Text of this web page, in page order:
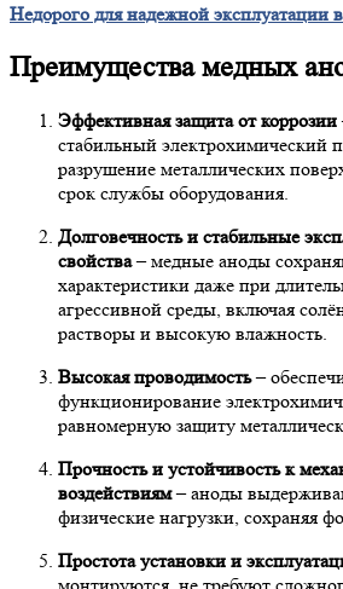
Недорого для надежной эксплуатации
Преимущества медных
Эффективная защита от коррозии
стабильный электрохимический
разрушение металлических
срок службы оборудования.
Долговечность и стабильные
свойства– медные аноды
характеристики даже при
агрессивной среды, включая
растворы и высокую влажность.
Высокая проводимость–
функционирование
равномерную защиту
Прочность и устойчивость к
воздействиям– аноды
физические нагрузки, сохраняя
Простота установки и